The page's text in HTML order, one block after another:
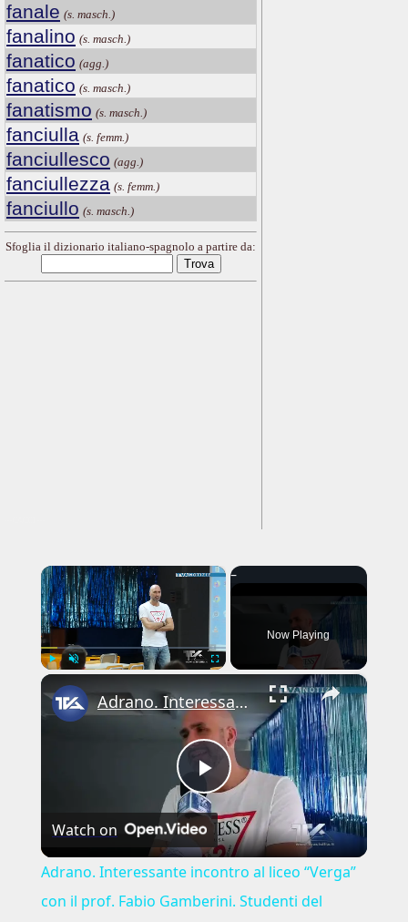
fanale (s. masch.)
fanalino (s. masch.)
fanatico (agg.)
fanatico (s. masch.)
fanatismo (s. masch.)
fanciulla (s. femm.)
fanciullesco (agg.)
fanciullezza (s. femm.)
fanciullo (s. masch.)
Sfoglia il dizionario italiano-spagnolo a partire da:
×
Now Playing
×
Play
Video
Adrano. Interessante incontro al liceo “Verga” con il prof. Fabio Gamberini. Studenti del Linguistic
Watch on
Adrano. Interessante incontro al liceo “Verga”
con il prof. Fabio Gamberini. Studenti del